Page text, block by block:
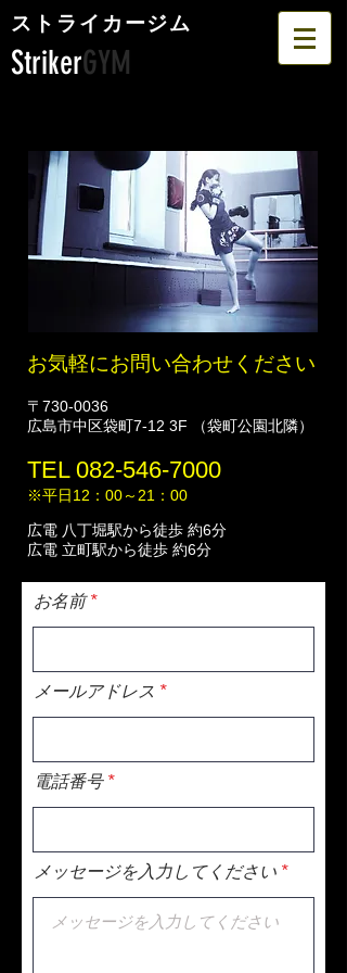
​ストライカージム
StrikerGYM
​お気軽にお問い合わせください
〒730-0036
広島市中区袋町7-12 3F （袋町公園北隣）
TEL 082-546-7000
※平日12：00～21：00
広電 八丁堀駅から徒歩 約6分
広電 立町駅から徒歩 約6分
お名前
メールアドレス
電話番号
メッセージを入力してください